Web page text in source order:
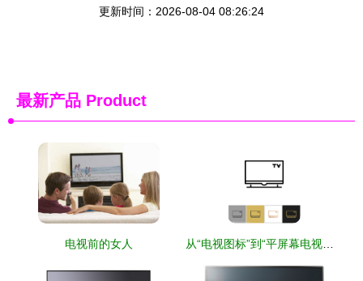
更新时间：2026-08-04 08:26:24
最新产品 Product
电视前的女人